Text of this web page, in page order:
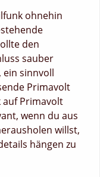
ohnehin
den
sauber
ein sinnvoll
Primavolt
auf Primavolt
wenn du aus
willst,
hängen zu